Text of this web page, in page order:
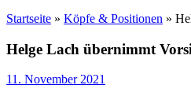
Startseite » Köpfe & Positionen »
Helge Lach übernimmt
11. November 2021